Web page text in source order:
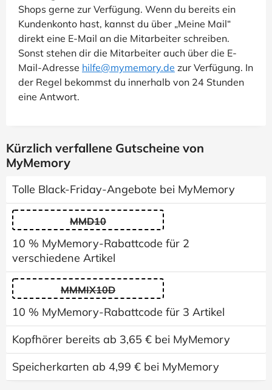
Shops gerne zur Verfügung. Wenn du bereits ein
Kundenkonto hast, kannst du über „Meine Mail“
direkt eine E-Mail an die Mitarbeiter schreiben.
Sonst stehen dir die Mitarbeiter auch über die E-
Mail-Adresse hilfe@mymemory.de zur Verfügung. In
der Regel bekommst du innerhalb von 24 Stunden
eine Antwort.
Kürzlich verfallene Gutscheine von
MyMemory
Tolle Black-Friday-Angebote bei MyMemory
MMD10
10 % MyMemory-Rabattcode für 2
verschiedene Artikel
MMMIX10D
10 % MyMemory-Rabattcode für 3 Artikel
Kopfhörer bereits ab 3,65 € bei MyMemory
Speicherkarten ab 4,99 € bei MyMemory